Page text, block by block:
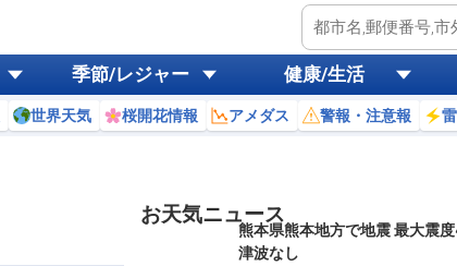
季節/レジャー 健康/生活
世界天気 桜開花情報 アメダス 警報・注意報
お天気ニュース
熊本県熊本地方で地震 最大震
津波なし